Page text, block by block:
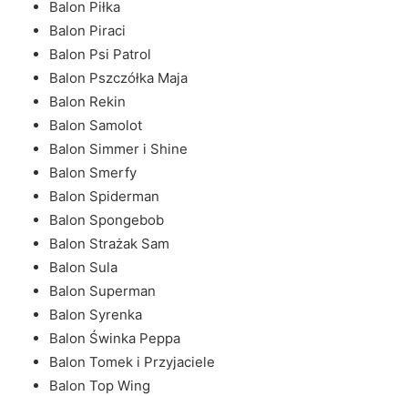
Balon Piłka
Balon Piraci
Balon Psi Patrol
Balon Pszczółka Maja
Balon Rekin
Balon Samolot
Balon Simmer i Shine
Balon Smerfy
Balon Spiderman
Balon Spongebob
Balon Strażak Sam
Balon Sula
Balon Superman
Balon Syrenka
Balon Świnka Peppa
Balon Tomek i Przyjaciele
Balon Top Wing